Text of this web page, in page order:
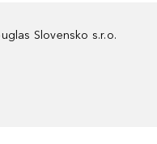
Slovensko s.r.o.